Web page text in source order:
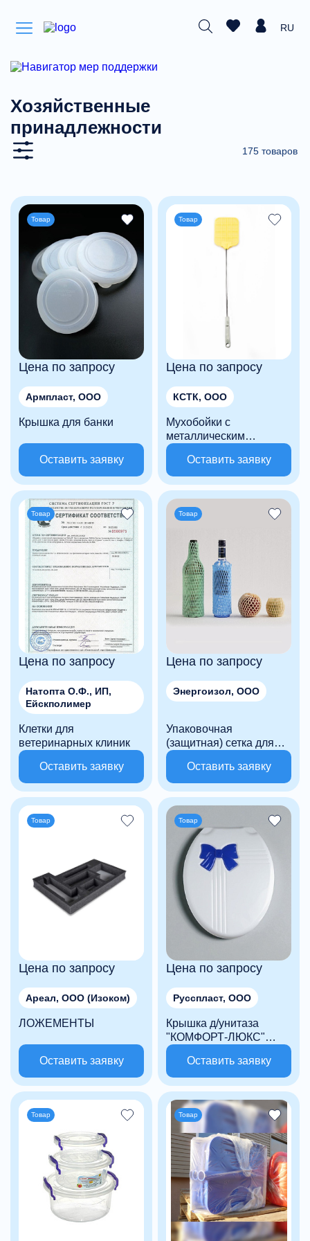
RU
Хозяйственные
принадлежности
175 товаров
Товар
Цена по запросу
Армпласт, ООО
Крышка для банки
Оставить заявку
Товар
Цена по запросу
КСТК, ООО
Мухобойки с
металлическим
стержнем
Оставить заявку
Товар
Цена по запросу
Натопта О.Ф., ИП,
Ейскполимер
Клетки для
ветеринарных клиник
Оставить заявку
Товар
Цена по запросу
Энергоизол, ООО
Упаковочная
(защитная) сетка для
бутылок и фруктов
ЭНЕРГОИЗОЛ
Оставить заявку
Товар
Цена по запросу
Ареал, ООО (Изоком)
ЛОЖЕМЕНТЫ
Оставить заявку
Товар
Цена по запросу
Русспласт, ООО
Крышка д/унитаза
"КОМФОРТ-ЛЮКС"
белый/синий бант
Оставить заявку
Товар Товар